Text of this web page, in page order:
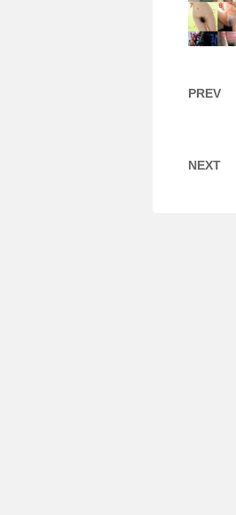
PREV
NEXT